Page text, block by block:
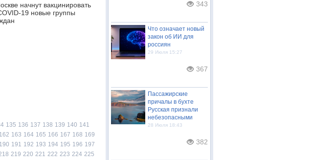
начнут вакцинировать
19 новые группы
135 136 137 138 139 140 141
162 163 164 165 166 167 168 169
190 191 192 193 194 195 196 197
219 220 221 222 223 224 225
343
Что означает новый
закон об ИИ для
россиян
29 Июля 15:27
367
Пассажирские
причалы в бухте
Русская признали
небезопасными
28 Июля 18:43
382